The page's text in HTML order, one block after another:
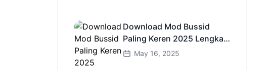
Download Mod Bussid
Paling Keren 2025 Lengkap
Mobil Bus dan Truk HD
May 16, 2025